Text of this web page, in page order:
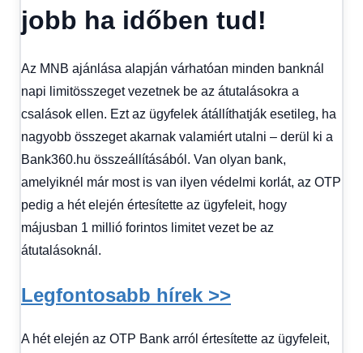
Hitel
jobb ha időben tud!
Az MNB ajánlása alapján várhatóan minden banknál
napi limitösszeget vezetnek be az átutalásokra a
csalások ellen. Ezt az ügyfelek átállíthatják esetileg, ha
nagyobb összeget akarnak valamiért utalni – derül ki a
Bank360.hu összeállításából. Van olyan bank,
amelyiknél már most is van ilyen védelmi korlát, az OTP
pedig a hét elején értesítette az ügyfeleit, hogy
májusban 1 millió forintos limitet vezet be az
átutalásoknál.
Legfontosabb hírek >>
A hét elején az OTP Bank arról értesítette az ügyfeleit,